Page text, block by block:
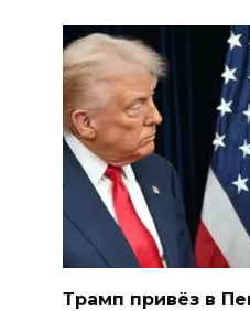
Трамп привёз в